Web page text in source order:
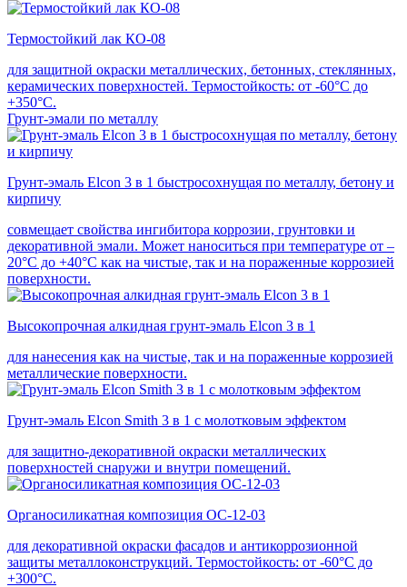
Термостойкий лак КО-08
для защитной окраски металлических, бетонных, стеклянных,
керамических поверхностей. Термостойкость: от -60°С до
+350°С.
Грунт-эмали по металлу
Грунт-эмаль Elcon 3 в 1 быстросохнущая по металлу, бетону и
кирпичу
совмещает свойства ингибитора коррозии, грунтовки и
декоративной эмали. Может наноситься при температуре от –
20°С до +40°С как на чистые, так и на пораженные коррозией
поверхности.
Высокопрочная алкидная грунт-эмаль Elcon 3 в 1
для нанесения как на чистые, так и на пораженные коррозией
металлические поверхности.
Грунт-эмаль Elcon Smith 3 в 1 с молотковым эффектом
для защитно-декоративной окраски металлических
поверхностей снаружи и внутри помещений.
Органосиликатная композиция ОС-12-03
для декоративной окраски фасадов и антикоррозионной
защиты металлоконструкций. Термостойкость: от -60°С до
+300°С.